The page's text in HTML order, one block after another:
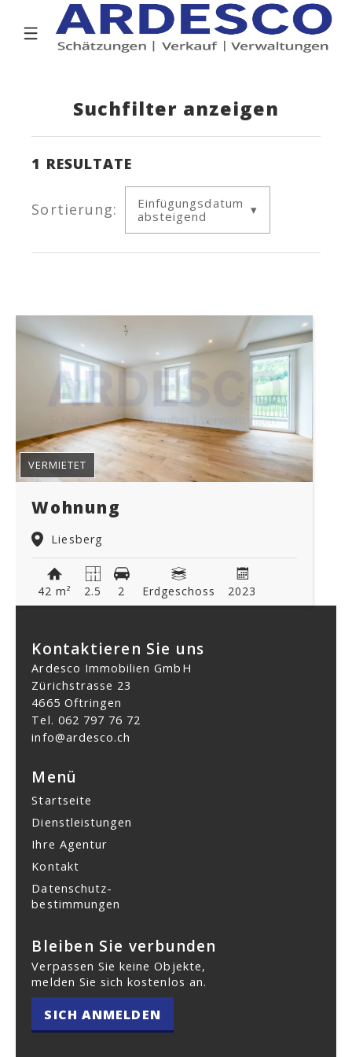
Suchfilter anzeigen
1 RESULTATE
Sortierung:
Einfügungsdatum
absteigend
Wohnung
Liesberg
VERMIETET
42 m² 2.5 2 Erdgeschoss 2023
Kontaktieren Sie uns
Ardesco Immobilien GmbH
Zürichstrasse 23
4665 Oftringen
Tel. 062 797 76 72
info@ardesco.ch
Menü
Startseite
Dienstleistungen
Ihre Agentur
Kontakt
Datenschutz­
bestimmungen
Bleiben Sie verbunden
Verpassen Sie keine Objekte,
melden Sie sich kostenlos an.
SICH ANMELDEN